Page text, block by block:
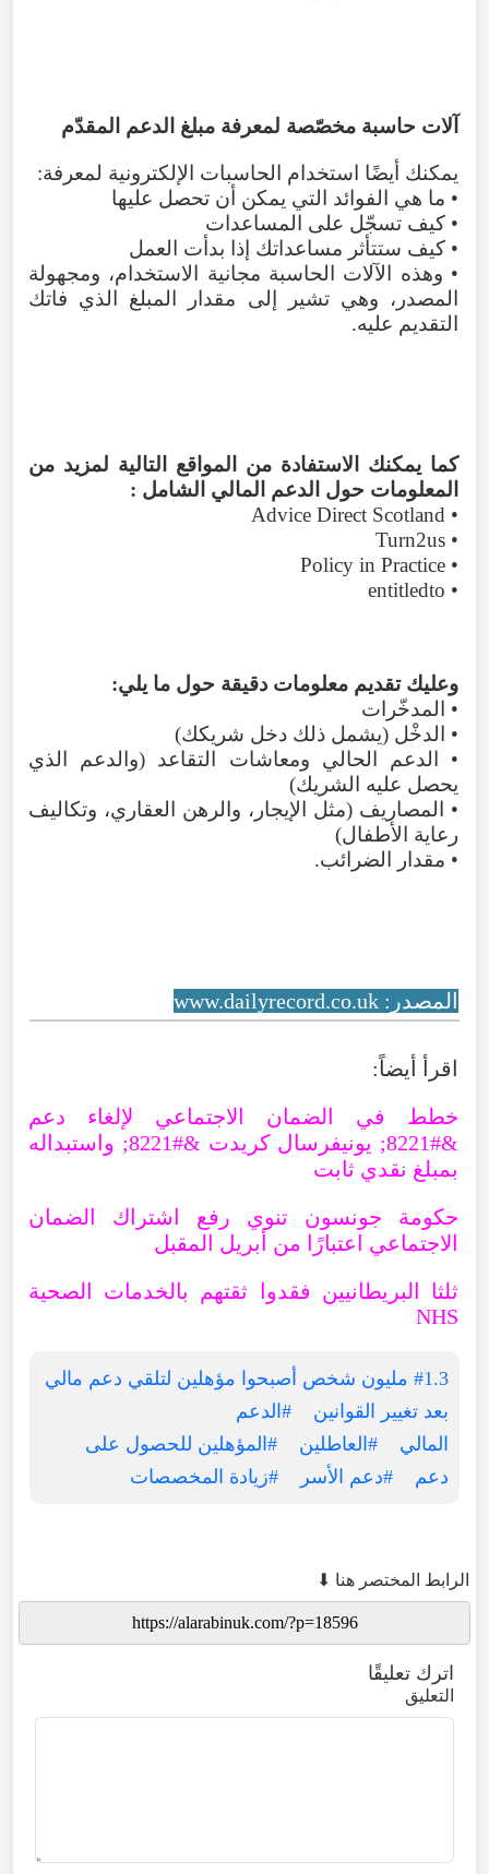
آلات حاسبة مخصّصة لمعرفة مبلغ الدعم المقدّم
يمكنك أيضًا استخدام الحاسبات الإلكترونية لمعرفة:
• ما هي الفوائد التي يمكن أن تحصل عليها
• كيف تسجّل على المساعدات
• كيف ستتأثر مساعداتك إذا بدأت العمل
• وهذه الآلات الحاسبة مجانية الاستخدام، ومجهولة
المصدر، وهي تشير إلى مقدار المبلغ الذي فاتك
التقديم عليه.
كما يمكنك الاستفادة من المواقع التالية لمزيد من
المعلومات حول الدعم المالي الشامل :
• Advice Direct Scotland
• Turn2us
• Policy in Practice
• entitledto
وعليك تقديم معلومات دقيقة حول ما يلي:
• المدخّرات
• الدخْل (يشمل ذلك دخل شريكك)
• الدعم الحالي ومعاشات التقاعد (والدعم الذي
يحصل عليه الشريك)
• المصاريف (مثل الإيجار، والرهن العقاري، وتكاليف
رعاية الأطفال)
• مقدار الضرائب.
المصدر: www.dailyrecord.co.uk
اقرأ أيضاً:
خطط في الضمان الاجتماعي لإلغاء دعم
&#8221; يونيفرسال كريدت &#8221; واستبداله
بمبلغ نقدي ثابت
حكومة جونسون تنوي رفع اشتراك الضمان
الاجتماعي اعتبارًا من أبريل المقبل
ثلثا البريطانيين فقدوا ثقتهم بالخدمات الصحية
NHS
#1.3 مليون شخص أصبحوا مؤهلين لتلقي دعم مالي
بعد تغيير القوانين
#الدعم
المالي
#العاطلين
#المؤهلين للحصول على
دعم
#دعم الأسر #زيادة المخصصات
الرابط المختصر هنا ⬇
اترك تعليقًا
التعليق